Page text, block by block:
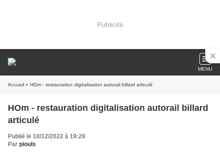
Publicité
MENU
Accueil » HOm - restauration digitalisation autorail billard articulé
HOm - restauration digitalisation autorail billard
articulé
Publié le 10/12/2022 à 19:28
Par piouls